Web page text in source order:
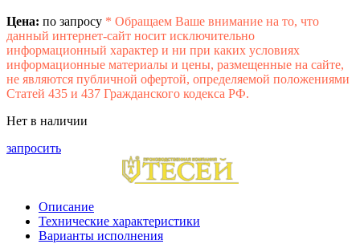
Цена: по запросу * Обращаем Ваше внимание на то, что
данный интернет-сайт носит исключительно
информационный характер и ни при каких условиях
информационные материалы и цены, размещенные на сайте,
не являются публичной офертой, определяемой положениями
Статей 435 и 437 Гражданского кодекса РФ.
Нет в наличии
запросить
Описание
Технические характеристики
Варианты исполнения